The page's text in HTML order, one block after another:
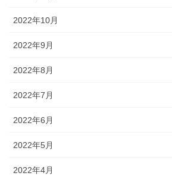
2022年10月
2022年9月
2022年8月
2022年7月
2022年6月
2022年5月
2022年4月